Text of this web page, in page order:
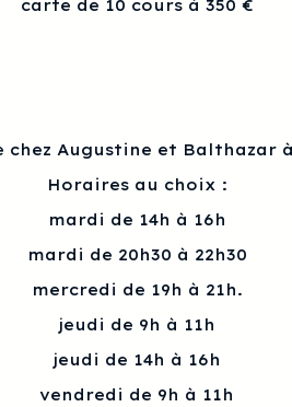
carte de 10 cours à 350 €
chez Augustine et Balthazar
Horaires au choix :
mardi de 14h à 16h
mardi de 20h30 à 22h30
mercredi de 19h à 21h.
jeudi de 9h à 11h
jeudi de 14h à 16h
vendredi de 9h à 11h